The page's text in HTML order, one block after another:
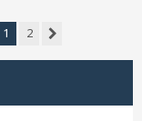
1
2